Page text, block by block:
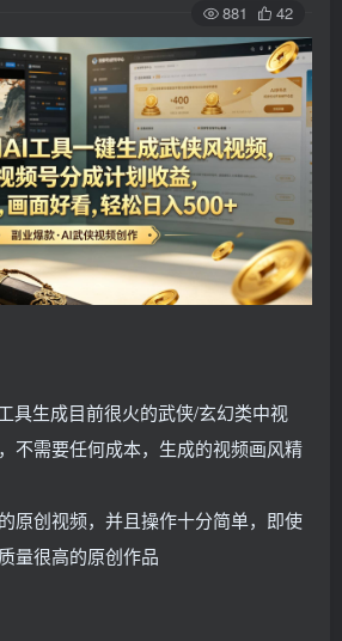
881 42
具生成目前很火的武侠/玄幻类中视
不需要任何成本，生成的视频画风精
原创视频，并且操作十分简单，即使
量很高的原创作品